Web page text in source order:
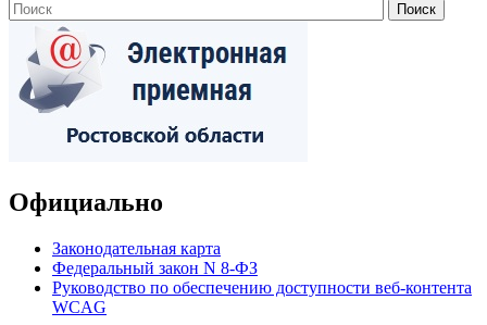
Официально
Законодательная карта
Федеральный закон N 8-ФЗ
Руководство по обеспечению доступности веб-контента
WCAG